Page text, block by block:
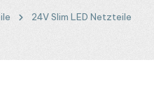
24V Slim LED Netzteile